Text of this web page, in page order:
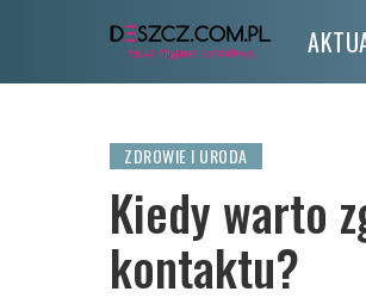
ZDROWIE I URODA
Kiedy warto
kontaktu?